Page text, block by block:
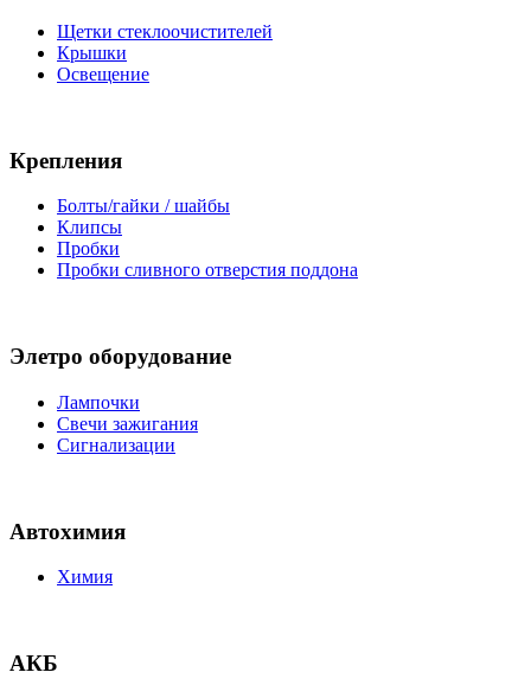
Щетки стеклоочистителей
Крышки
Освещение
Крепления
Болты/гайки / шайбы
Клипсы
Пробки
Пробки сливного отверстия поддона
Элетро оборудование
Лампочки
Свечи зажигания
Сигнализации
Автохимия
Химия
АКБ